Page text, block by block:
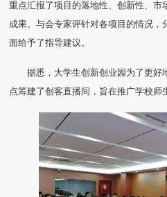
重点汇报了项目的落地性、创新性、市
成果。与会专家评针对各项目的情况
面给予了指导建议。
据悉，大学生创新创业园为了更好
点筹建了创客直播间，旨在推广学校师